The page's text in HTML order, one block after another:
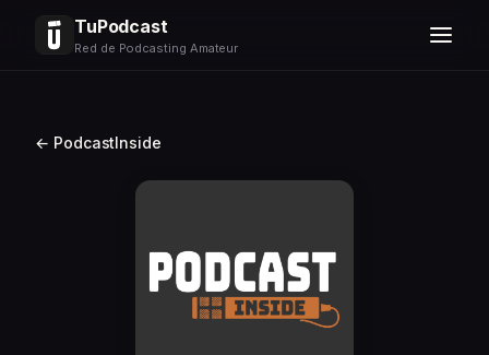
TuPodcast
Red de Podcasting Amateur
← PodcastInside